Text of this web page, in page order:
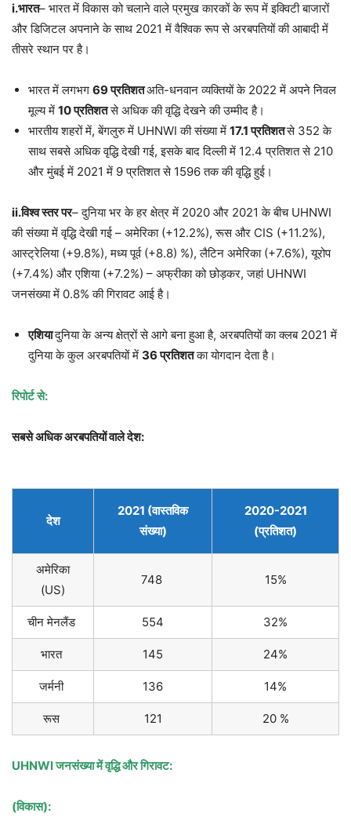
i.भारत– भारत में विकास को चलाने वाले प्रमुख कारकों के रूप में इक्विटी बाजारों
और डिजिटल अपनाने के साथ 2021 में वैश्विक रूप से अरबपतियों की आबादी में
तीसरे स्थान पर है।
भारत में लगभग 69 प्रतिशतअति-धनवान व्यक्तियों के 2022 में अपने निवल
मूल्य में 10 प्रतिशतसे अधिक की वृद्धि देखने की उम्मीद है।
भारतीय शहरों में, बेंगलुरु में UHNWI की संख्या में 17.1 प्रतिशतसे 352 के
साथ सबसे अधिक वृद्धि देखी गई, इसके बाद दिल्ली में 12.4 प्रतिशत से 210
और मुंबई में 2021 में 9 प्रतिशत से 1596 तक की वृद्धि हुई।
ii.विश्व स्तर पर– दुनिया भर के हर क्षेत्र में 2020 और 2021 के बीच UHNWI
की संख्या में वृद्धि देखी गई – अमेरिका (+12.2%), रूस और CIS (+11.2%),
आस्ट्रेलिया (+9.8%), मध्य पूर्व (+8.8) %), लैटिन अमेरिका (+7.6%), यूरोप
(+7.4%) और एशिया (+7.2%) – अफ्रीका को छोड़कर, जहां UHNWI
जनसंख्या में 0.8% की गिरावट आई है।
एशियादुनिया के अन्य क्षेत्रों से आगे बना हुआ है, अरबपतियों का क्लब 2021 में
दुनिया के कुल अरबपतियों में 36 प्रतिशतका योगदान देता है।
रिपोर्ट से:
सबसे अधिक अरबपतियों वाले देश:
देश
2021 (वास्तविक
संख्या)
2020-2021
(प्रतिशत)
अमेरिका
(US)
748 15%
चीन मेनलैंड 554 32%
भारत 145 24%
जर्मनी 136 14%
रूस 121 20 %
UHNWI जनसंख्या में वृद्धि और गिरावट:
(विकास):